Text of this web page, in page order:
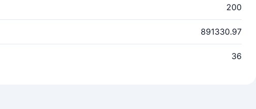
200
891330.97
36